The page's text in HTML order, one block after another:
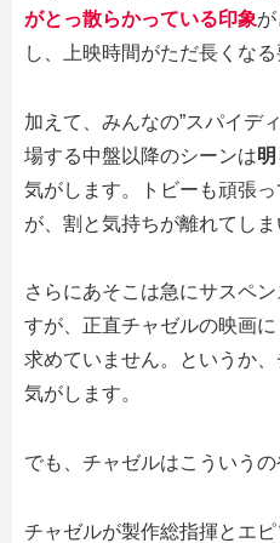
がとっ散らかっている印象
し、上映時間がただ長くな
加えて、みんなの”スパイデ
場する中盤以降のシーンは
気がします。トビーも頑張
が、割と気持ちが離れてし
さらにあそこは急にサスペ
すが、正直チャゼルの映画
求めていません。というか
気がします。
でも、チャゼルはこういう
チャゼルが製作総指揮とエ